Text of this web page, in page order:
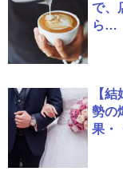
で、
ら…
【
勢の
果・